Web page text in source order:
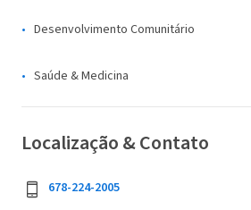
Desenvolvimento Comunitário
Saúde & Medicina
Localização & Contato
678-224-2005